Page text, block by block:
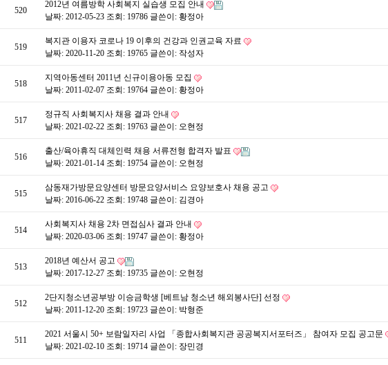
520
2012년 여름방학 사회복지 실습생 모집 안내
날짜: 2012-05-23 조회: 19786 글쓴이: 황정아
519
복지관 이용자 코로나 19 이후의 건강과 인권교육 자료
날짜: 2020-11-20 조회: 19765 글쓴이: 작성자
518
지역아동센터 2011년 신규이용아동 모집
날짜: 2011-02-07 조회: 19764 글쓴이: 황정아
517
정규직 사회복지사 채용 결과 안내
날짜: 2021-02-22 조회: 19763 글쓴이: 오현정
516
출산/육아휴직 대체인력 채용 서류전형 합격자 발표
날짜: 2021-01-14 조회: 19754 글쓴이: 오현정
515
삼동재가방문요양센터 방문요양서비스 요양보호사 채용 공고
날짜: 2016-06-22 조회: 19748 글쓴이: 김경아
514
사회복지사 채용 2차 면접심사 결과 안내
날짜: 2020-03-06 조회: 19747 글쓴이: 황정아
513
2018년 예산서 공고
날짜: 2017-12-27 조회: 19735 글쓴이: 오현정
512
2단지청소년공부방 이승금학생 [베트남 청소년 해외봉사단] 선정
날짜: 2011-12-20 조회: 19723 글쓴이: 박형준
511
2021 서울시 50+ 보람일자리 사업 「종합사회복지관 공공복지서포터즈」 참여자 모집 공고문
날짜: 2021-02-10 조회: 19714 글쓴이: 장민경